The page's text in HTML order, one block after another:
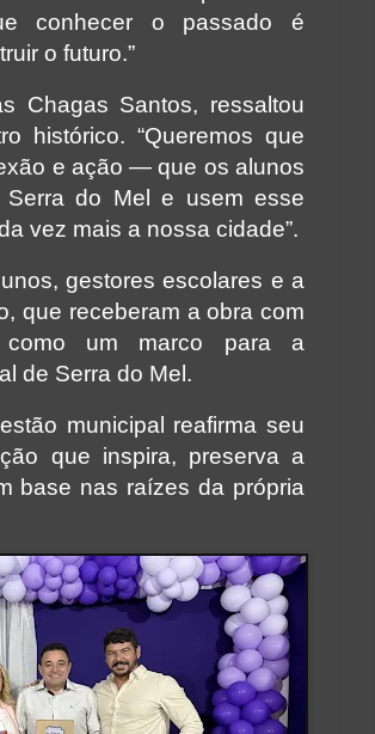
conhecer o passado é
o futuro.”
Chagas Santos, ressaltou
histórico. “Queremos que
e ação — que os alunos
do Mel e usem esse
vez mais a nossa cidade”.
gestores escolares e a
que receberam a obra com
como um marco para a
de Serra do Mel.
municipal reafirma seu
que inspira, preserva a
base nas raízes da própria